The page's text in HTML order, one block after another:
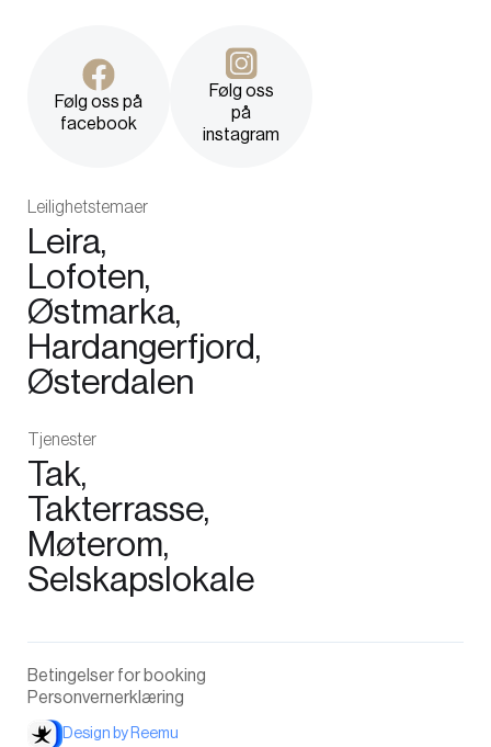
Følg oss på
facebook
Følg oss
på
instagram
Leilighetstemaer
Leira,
Lofoten,
Østmarka,
Hardangerfjord,
Østerdalen
Tjenester
Tak,
Takterrasse,
Møterom,
Selskapslokale
Design by Reemu
Betingelser for booking
Personvernerklæring